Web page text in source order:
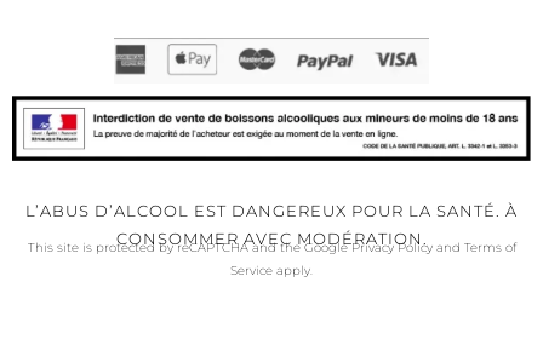
L’ABUS D’ALCOOL EST DANGEREUX POUR LA SANTÉ. À
CONSOMMER AVEC MODÉRATION.
This site is protected by reCAPTCHA and the GooglePrivacy Policyand Terms of
Service apply.